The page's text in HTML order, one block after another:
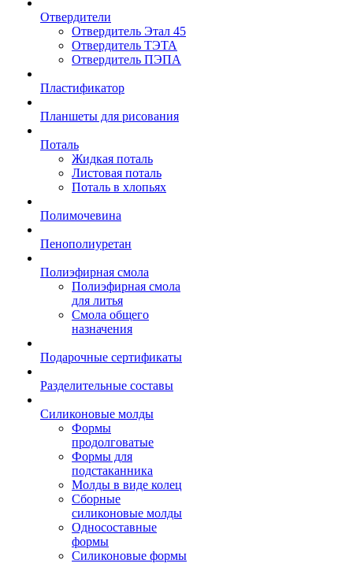
Отвердители
Отвердитель Этал 45
Отвердитель ТЭТА
Отвердитель ПЭПА
Пластификатор
Планшеты для рисования
Поталь
Жидкая поталь
Листовая поталь
Поталь в хлопьях
Полимочевина
Пенополиуретан
Полиэфирная смола
Полиэфирная смола
для литья
Смола общего
назначения
Подарочные сертификаты
Разделительные составы
Силиконовые молды
Формы
продолговатые
Формы для
подстаканника
Молды в виде колец
Сборные
силиконовые молды
Односоставные
формы
Силиконовые формы